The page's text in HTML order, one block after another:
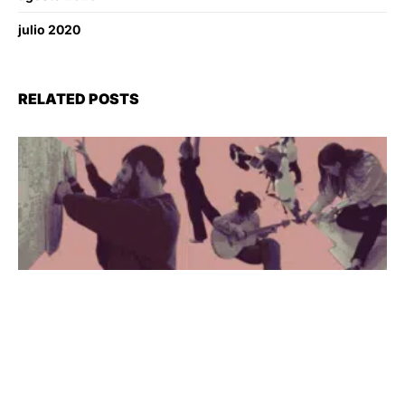
julio 2020
RELATED POSTS